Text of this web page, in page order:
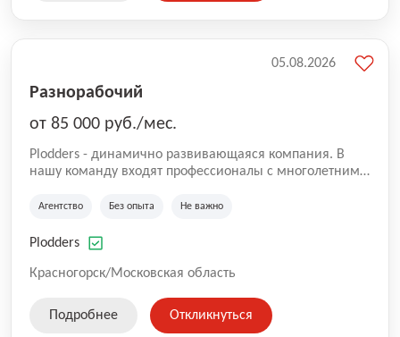
Разнорабочий
от 85 000 руб./мес.
Plodders - динамично развивающаяся компания. В
нашу команду входят профессионалы с многолетним
на рынке аутсорсинга, а накопленный опыт позволяют
оказываемых услуг.
Агентство Без опыта Не важно
Plodders
Красногорск/Московская область
05.08.2026
Подробнее Откликнуться